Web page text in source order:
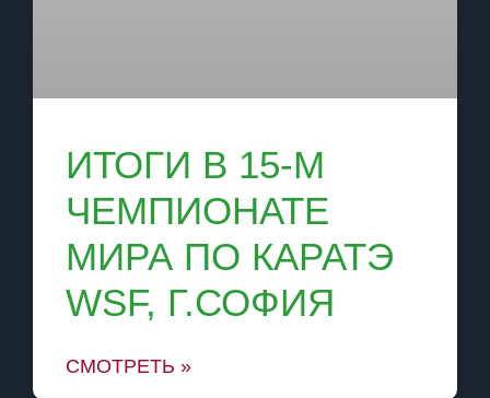
ИТОГИ В 15-М
ЧЕМПИОНАТЕ
МИРА ПО КАРАТЭ
WSF, Г.СОФИЯ
СМОТРЕТЬ »